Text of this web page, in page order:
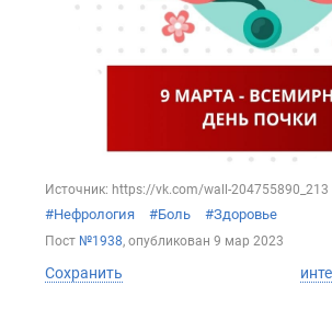
Источник: https://vk.com/wall-204755890_213
#Нефрология #Боль #Здоровье
Пост №1938, опубликован 9 мар 2023
Сохранить